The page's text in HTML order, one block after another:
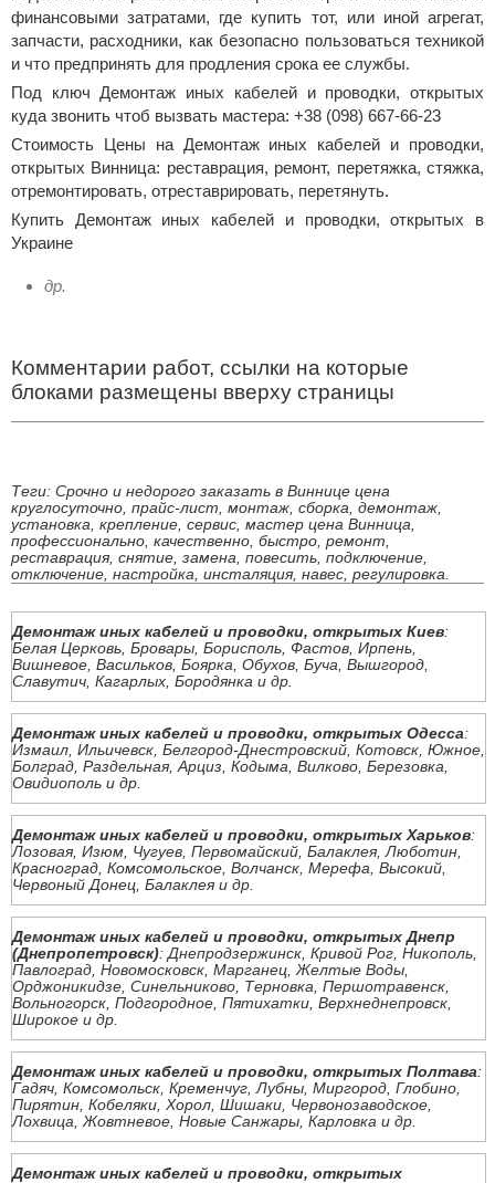
финансовыми затратами, где купить тот, или иной агрегат,
запчасти, расходники, как безопасно пользоваться техникой
и что предпринять для продления срока ее службы.
Под ключ Демонтаж иных кабелей и проводки, открытых
куда звонить чтоб вызвать мастера: +38 (098) 667-66-23
Стоимость Цены на Демонтаж иных кабелей и проводки,
открытых Винница: реставрация, ремонт, перетяжка, стяжка,
отремонтировать, отреставрировать, перетянуть.
Купить Демонтаж иных кабелей и проводки, открытых в
Украине
др.
Комментарии работ, ссылки на которые
блоками размещены вверху страницы
Теги: Срочно и недорого заказать в Виннице цена
круглосуточно, прайс-лист, монтаж, сборка, демонтаж,
установка, крепление, сервис, мастер цена Винница,
профессионально, качественно, быстро, ремонт,
реставрация, снятие, замена, повесить, подключение,
отключение, настройка, инсталяция, навес, регулировка.
Демонтаж иных кабелей и проводки, открытых Киев:
Белая Церковь, Бровары, Борисполь, Фастов, Ирпень,
Вишневое, Васильков, Боярка, Обухов, Буча, Вышгород,
Славутич, Кагарлых, Бородянка и др.
Демонтаж иных кабелей и проводки, открытых Одесса:
Измаил, Ильичевск, Белгород-Днестровский, Котовск, Южное,
Болград, Раздельная, Арциз, Кодыма, Вилково, Березовка,
Овидиополь и др.
Демонтаж иных кабелей и проводки, открытых Харьков:
Лозовая, Изюм, Чугуев, Первомайский, Балаклея, Люботин,
Красноград, Комсомольское, Волчанск, Мерефа, Высокий,
Червоный Донец, Балаклея и др.
Демонтаж иных кабелей и проводки, открытых Днепр
(Днепропетровск): Днепродзержинск, Кривой Рог, Никополь,
Павлоград, Новомосковск, Марганец, Желтые Воды,
Орджоникидзе, Синельниково, Терновка, Першотравенск,
Вольногорск, Подгородное, Пятихатки, Верхнеднепровск,
Широкое и др.
Демонтаж иных кабелей и проводки, открытых Полтава:
Гадяч, Комсомольск, Кременчуг, Лубны, Миргород, Глобино,
Пирятин, Кобеляки, Хорол, Шишаки, Червонозаводское,
Лохвица, Жовтневое, Новые Санжары, Карловка и др.
Демонтаж иных кабелей и проводки, открытых